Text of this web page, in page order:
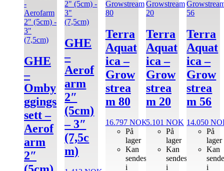
GHE
–
Omby
ggings
sett –
Aerof
arm
2″
har
flere
varianter.
Alternativene
kan
på
produktsiden
GHE
–
Aerof
arm
2″
(5cm)
– 3″
(7,5c
m)
har
flere
varianter.
Alternativene
kan
velges
på
produktsiden
Terra
Aquat
ica –
Grow
strea
m 80
16.797 NOK
På
lager
Kan
sendes
i
Terra
Aquat
ica –
Grow
strea
m 20
5.101 NOK
På
lager
Kan
sendes
i
Terra
Aquat
ica –
Grow
strea
m 56
14.050
På
lager
Kan
i